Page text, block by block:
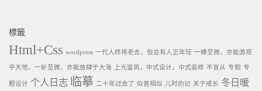
標籤
Html+Css wordpress 一代人终将老去，但总有人正年轻 一蜂至微，亦能游观
乎天地，一虲至微，亦能放肆于大海 上元鉴筑，中式设计，中式装修 不盲从 专题 专
题设计 个人日志 临摹 二十年过去了 似曾相似 儿时的记 关于成长 冬日暖